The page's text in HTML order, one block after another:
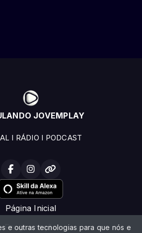
JOVEMPLAY
I RÁDIO I PODCAST
Página Inicial
Programação
e outras tecnologias para que nós e